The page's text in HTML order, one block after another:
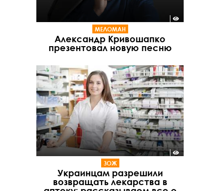
МЕЛОМАН
Александр Кривошапко
презентовал новую песню
ЗОЖ
Украинцам разрешили
возвращать лекарства в